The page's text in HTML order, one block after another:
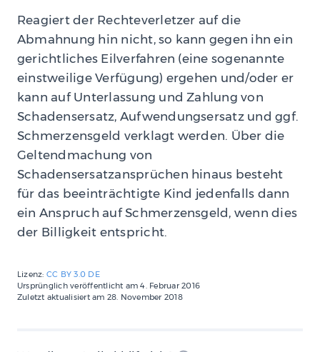
Reagiert der Rechteverletzer auf die
Abmahnung hin nicht, so kann gegen ihn ein
gerichtliches Eilverfahren (eine sogenannte
einstweilige Verfügung) ergehen und/oder er
kann auf Unterlassung und Zahlung von
Schadensersatz, Aufwendungsersatz und ggf.
Schmerzensgeld verklagt werden. Über die
Geltendmachung von
Schadensersatzansprüchen hinaus besteht
für das beeinträchtigte Kind jedenfalls dann
ein Anspruch auf Schmerzensgeld, wenn dies
der Billigkeit entspricht.
Lizenz: CC BY 3.0 DE
Ursprünglich veröffentlicht am4. Februar 2016
Zuletzt aktualisiert am 28. November 2018